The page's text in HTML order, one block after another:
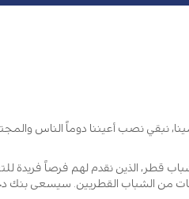
نبقي نصب أعيننا دوماً الناس
قطر، الذين نقدم لهم فرصاً فريدة
من الشباب القطريين. سيسعى بنك